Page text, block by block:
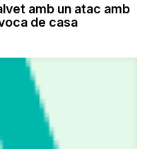
amb un atac amb
de casa